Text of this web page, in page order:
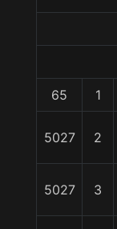
65 1
5027 2
5027 3